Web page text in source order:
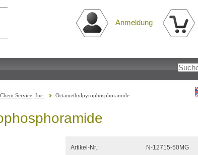
Anmeldung
Chem Service, Inc. Octamethylpyrophosphoramide
Artikel-Nr.:
N-12715-50MG